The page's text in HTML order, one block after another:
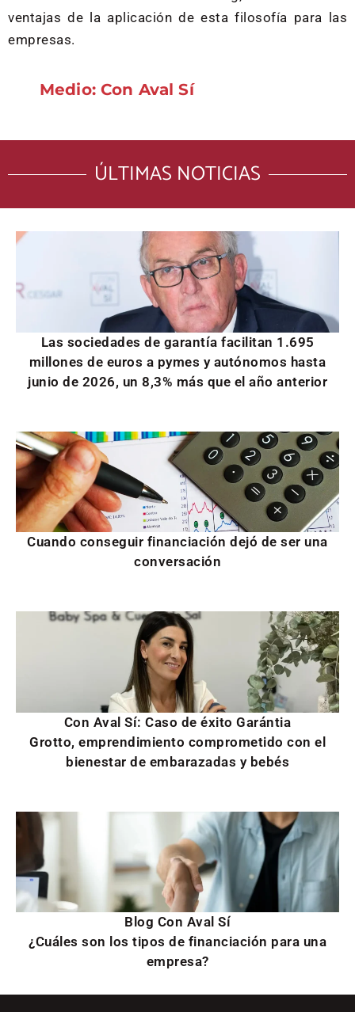
ventajas de la aplicación de esta filosofía para las
empresas.
Medio: Con Aval Sí
ÚLTIMAS NOTICIAS
Las sociedades de garantía facilitan 1.695
millones de euros a pymes y autónomos hasta
junio de 2026, un 8,3% más que el año anterior
Cuando conseguir financiación dejó de ser una
conversación
Con Aval Sí: Caso de éxito Garántia
Grotto, emprendimiento comprometido con el
bienestar de embarazadas y bebés
Blog Con Aval Sí
¿Cuáles son los tipos de financiación para una
empresa?